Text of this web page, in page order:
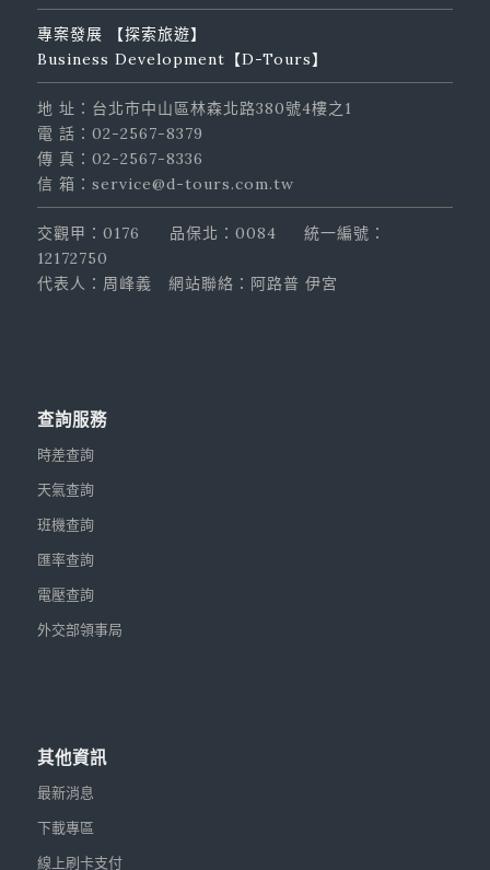
專案發展 【探索旅遊】
Business Development【D-Tours】
地 址：台北市中山區林森北路380號4樓之1
電 話：02-2567-8379
傳 真：02-2567-8336
信 箱：service@d-tours.com.tw
交觀甲：0176 品保北：0084
統一編號：
12172750
代表人：周峰義
網站聯絡：阿路普 伊宮
查詢服務
時差查詢
天氣查詢
班機查詢
匯率查詢
電壓查詢
外交部領事局
其他資訊
最新消息
下載專區
線上刷卡支付